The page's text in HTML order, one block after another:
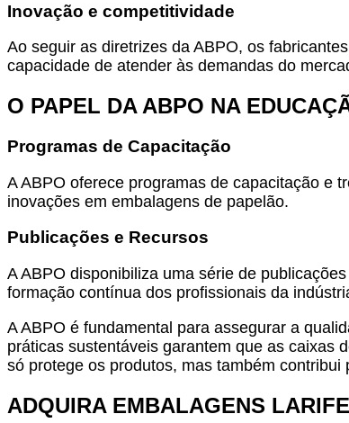
Inovação e competitividade
Ao seguir as diretrizes da ABPO, os
capacidade de atender às demandas do
O PAPEL DA ABPO NA
Programas de Capacitação
A ABPO oferece programas de capacitação e
inovações em embalagens de papelão.
Publicações e Recursos
A ABPO disponibiliza uma série de
formação contínua dos profissionais da
A ABPO é fundamental para assegurar a
práticas sustentáveis garantem que as caixas
só protege os produtos, mas também
ADQUIRA EMBALAGENS